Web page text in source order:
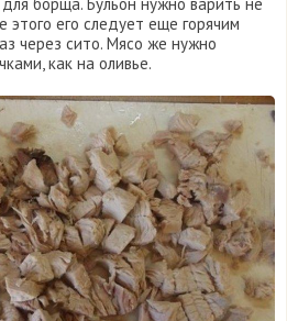
этого его следует еще горячим
через сито. Мясо же нужно
как на оливье.